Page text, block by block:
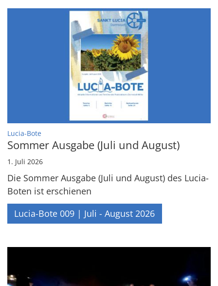
Lucia-Bote:
Sommer Ausgabe (Juli und August)
1. Juli 2026
Die Sommer Ausgabe (Juli und August) des Lucia-
Boten ist erschienen
Lucia-Bote 009 | Juli - August 2026